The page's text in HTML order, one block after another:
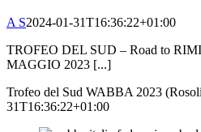
A S2024-01-31T16:36:22+01:00
TROFEO DEL SUD – Road to
MAGGIO 2023 [...]
Trofeo del Sud WABBA 2023
31T16:36:22+01:00